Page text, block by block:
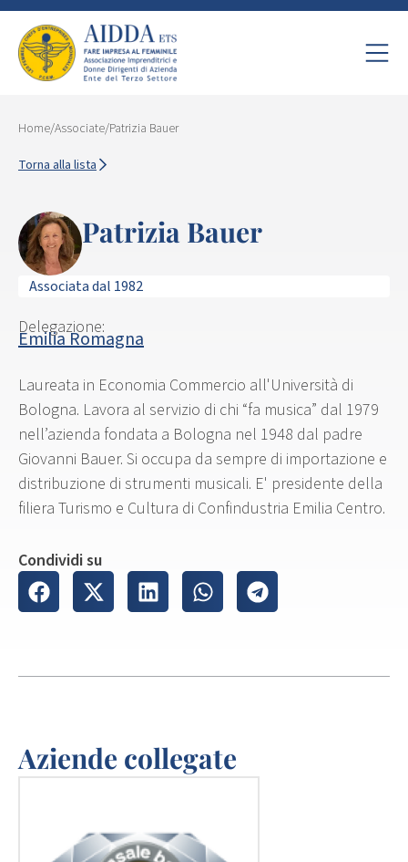
Home/Associate/Patrizia Bauer
Torna alla lista
Patrizia Bauer
Associata dal 1982
Delegazione:
Emilia Romagna
Laureata in Economia Commercio all'Università di
Bologna. Lavora al servizio di chi “fa musica” dal 1979
nell’azienda fondata a Bologna nel 1948 dal padre
Giovanni Bauer. Si occupa da sempre di importazione e
distribuzione di strumenti musicali. E' presidente della
filiera Turismo e Cultura di Confindustria Emilia Centro.
Condividi su
Aziende collegate